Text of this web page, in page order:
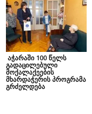
აჭარაში 100 წელს
გადაცილებული
მოქალაქეების
მხარდაჭერის პროგრამა
გრძელდება